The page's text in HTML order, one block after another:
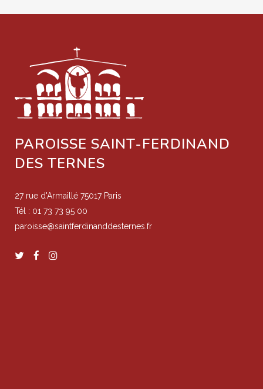
PAROISSE SAINT-FERDINAND
DES TERNES
27 rue d'Armaillé 75017 Paris
Tél : 01 73 73 95 00
paroisse@saintferdinanddesternes.fr